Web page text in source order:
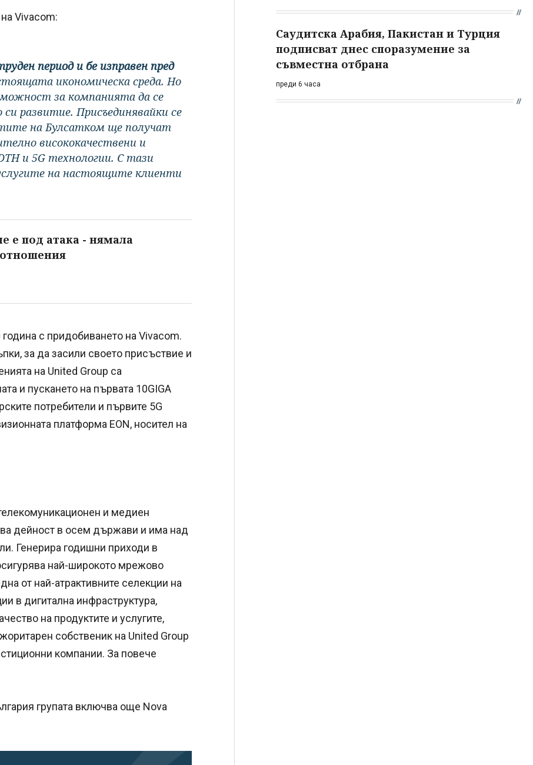
Vivacom:
период и бе изправен пред
икономическа среда. Но
за компанията да се
развитие. Присъединявайки се
на Булсатком ще получат
висококачествени и
и 5G технологии. С тази
на настоящите клиенти
е под атака - нямала
с придобиването на Vivacom.
за да засили своето присъствие и
на United Group са
и пускането на първата 10GIGA
потребители и първите 5G
платформа EON, носител на
и медиен
дейност в осем държави и има над
Генерира годишни приходи в
най-широкото мрежово
от най-атрактивните селекции на
в дигитална инфраструктура,
на продуктите и услугите,
собственик на United Group
компании. За повече
групата включва още Nova
Саудитска Арабия, Пакистан и Турция
подписват днес споразумение за
съвместна отбрана
преди 6 часа